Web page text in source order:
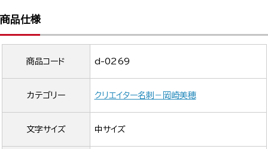
商品仕様
商品コード d-0269
カテゴリー クリエイター名刺－岡崎美穂
文字サイズ 中サイズ